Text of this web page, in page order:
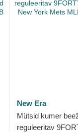
New Era
Mütsid kumer
reguleeritav